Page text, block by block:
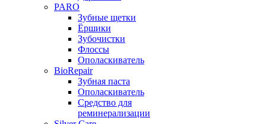
PARO
Зубные щетки
Ёршики
Зубочистки
Флоссы
Ополаскиватель
BioRepair
Зубная паста
Ополаскиватель
Средство для
реминерализации